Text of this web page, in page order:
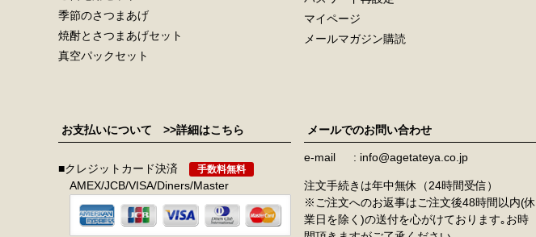
季節のさつまあげ
焼酎とさつまあげセット
真空パックセット
マイページ
メールマガジン購読
お支払いについて >>詳細はこちら
■クレジットカード決済 手数料無料
AMEX/JCB/VISA/Diners/Master
メールでのお問い合わせ
e-mail info@agetateya.co.jp
注文手続きは年中無休（24時間受信）
※ご注文へのお返事はご注文後48時間以内(休
業日を除く)の送付を心がけております｡お時